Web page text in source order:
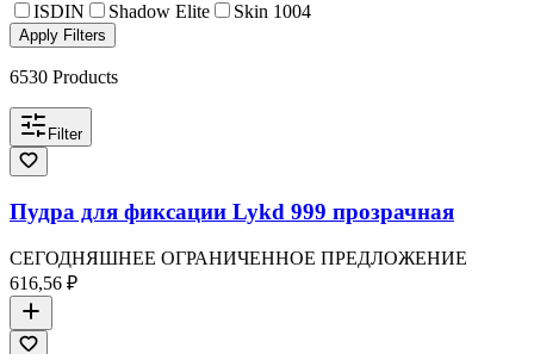
ISDIN
Shadow Elite Skin 1004
Apply Filters
6530 Products
Filter
Пудра для фиксации Lykd 999 прозрачная
СЕГОДНЯШНЕЕ ОГРАНИЧЕННОЕ ПРЕДЛОЖЕНИЕ
616,56 ₽